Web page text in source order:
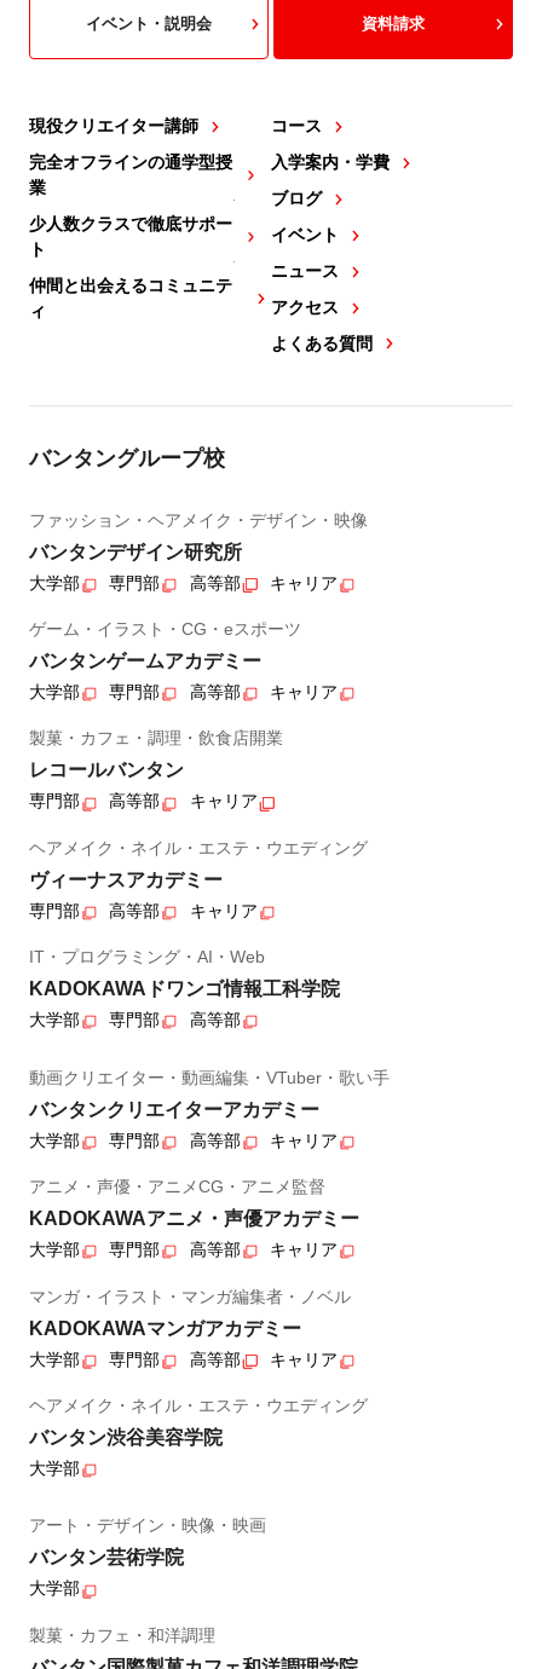
現役クリエイター講師
完全オフラインの通学型授
業
少人数クラスで徹底サポー
ト
仲間と出会えるコミュニテ
ィ
コース
入学案内・学費
ブログ
イベント
ニュース
アクセス
よくある質問
イベント・説明会 資料請求
バンタングループ校
ファッション・ヘアメイク・デザイン・映像
バンタンデザイン研究所
大学部 専門部 高等部 キャリア
ゲーム・イラスト・CG・eスポーツ
バンタンゲームアカデミー
大学部 専門部 高等部 キャリア
製菓・カフェ・調理・飲食店開業
レコールバンタン
専門部 高等部 キャリア
ヘアメイク・ネイル・エステ・ウエディング
ヴィーナスアカデミー
専門部 高等部 キャリア
IT・プログラミング・AI・Web
KADOKAWAドワンゴ情報工科学院
大学部 専門部 高等部
動画クリエイター・動画編集・VTuber・歌い手
バンタンクリエイターアカデミー
大学部 専門部 高等部 キャリア
アニメ・声優・アニメCG・アニメ監督
KADOKAWAアニメ・声優アカデミー
大学部 専門部 高等部 キャリア
マンガ・イラスト・マンガ編集者・ノベル
KADOKAWAマンガアカデミー
大学部 専門部 高等部 キャリア
ヘアメイク・ネイル・エステ・ウエディング
バンタン渋谷美容学院
大学部
アート・デザイン・映像・映画
バンタン芸術学院
大学部
製菓・カフェ・和洋調理